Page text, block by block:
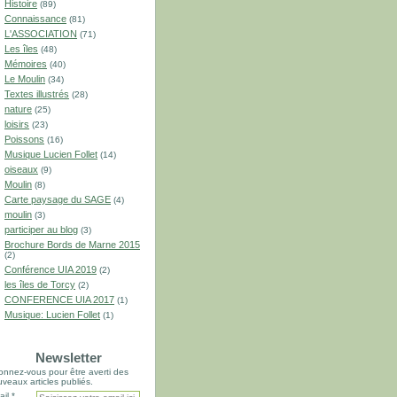
Histoire (89)
Connaissance (81)
L'ASSOCIATION (71)
Les îles (48)
Mémoires (40)
Le Moulin (34)
Textes illustrés (28)
nature (25)
loisirs (23)
Poissons (16)
Musique Lucien Follet (14)
oiseaux (9)
Moulin (8)
Carte paysage du SAGE (4)
moulin (3)
participer au blog (3)
Brochure Bords de Marne 2015
(2)
Conférence UIA 2019 (2)
les îles de Torcy (2)
CONFERENCE UIA 2017 (1)
Musique: Lucien Follet (1)
Newsletter
vous pour être averti des
articles publiés.